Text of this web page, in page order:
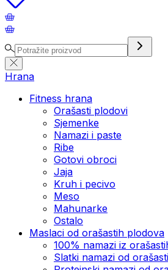
Hrana
Fitness hrana
Orašasti plodovi
Sjemenke
Namazi i paste
Ribe
Gotovi obroci
Jaja
Kruh i pecivo
Meso
Mahunarke
Ostalo
Maslaci od orašastih plodova
100% namazi iz
Slatki namazi od